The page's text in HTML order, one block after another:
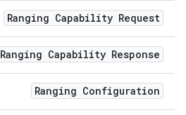
Ranging Capability Request
Ranging Capability Response
Ranging Configuration